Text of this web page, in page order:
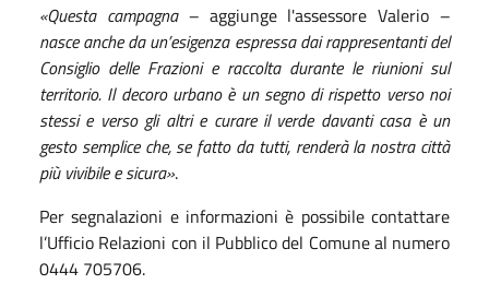
«Questa campagna – aggiunge l'assessore Valerio –
nasce anche da un’esigenza espressa dai rappresentanti del
Consiglio delle Frazioni e raccolta durante le riunioni sul
territorio. Il decoro urbano è un segno di rispetto verso noi
stessi e verso gli altri e curare il verde davanti casa è un
gesto semplice che, se fatto da tutti, renderà la nostra città
più vivibile e sicura».
Per segnalazioni e informazioni è possibile contattare
l’Ufficio Relazioni con il Pubblico del Comune al numero
0444 705706.